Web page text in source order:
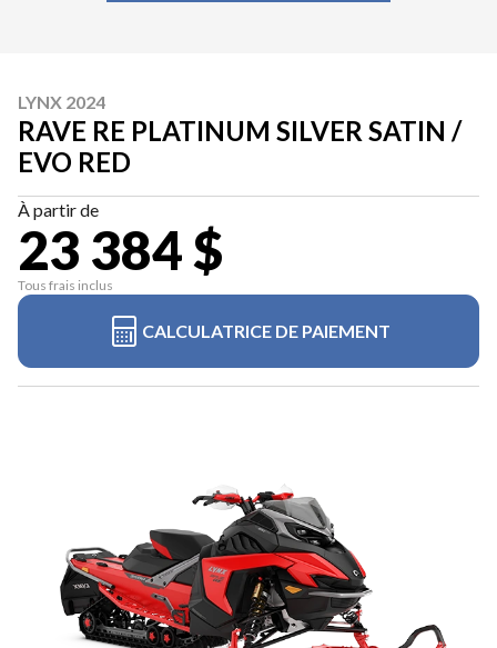
LYNX 2024
RAVE RE PLATINUM SILVER SATIN /
EVO RED
À partir de
23 384 $
Tous frais inclus
CALCULATRICE DE PAIEMENT